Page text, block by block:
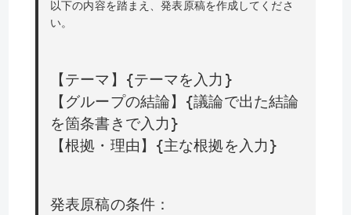
以下の内容を踏まえ、発表原稿を作成してくださ
い。
【テーマ】{テーマを入力}
【グループの結論】{議論で出た結論
を箇条書きで入力}
【根拠・理由】{主な根拠を入力}
発表原稿の条件：